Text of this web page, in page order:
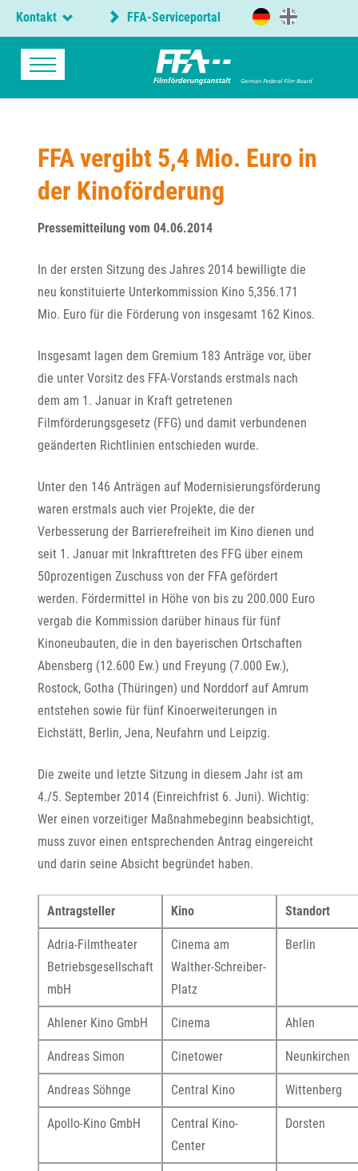
Kontakt FFA-Serviceportal
FFA vergibt 5,4 Mio. Euro in
der Kinoförderung
Pressemitteilung vom 04.06.2014
In der ersten Sitzung des Jahres 2014 bewilligte die
neu konstituierte Unterkommission Kino 5,356.171
Mio. Euro für die Förderung von insgesamt 162 Kinos.
Insgesamt lagen dem Gremium 183 Anträge vor, über
die unter Vorsitz des FFA-Vorstands erstmals nach
dem am 1. Januar in Kraft getretenen
Filmförderungsgesetz (FFG) und damit verbundenen
geänderten Richtlinien entschieden wurde.
Unter den 146 Anträgen auf Modernisierungsförderung
waren erstmals auch vier Projekte, die der
Verbesserung der Barrierefreiheit im Kino dienen und
seit 1. Januar mit Inkrafttreten des FFG über einem
50prozentigen Zuschuss von der FFA gefördert
werden. Fördermittel in Höhe von bis zu 200.000 Euro
vergab die Kommission darüber hinaus für fünf
Kinoneubauten, die in den bayerischen Ortschaften
Abensberg (12.600 Ew.) und Freyung (7.000 Ew.),
Rostock, Gotha (Thüringen) und Norddorf auf Amrum
entstehen sowie für fünf Kinoerweiterungen in
Eichstätt, Berlin, Jena, Neufahrn und Leipzig.
Die zweite und letzte Sitzung in diesem Jahr ist am
4./5. September 2014 (Einreichfrist 6. Juni). Wichtig:
Wer einen vorzeitiger Maßnahmebeginn beabsichtigt,
muss zuvor einen entsprechenden Antrag eingereicht
und darin seine Absicht begründet haben.
Antragsteller Kino Standort
Adria-Filmtheater
Betriebsgesellschaft
mbH
Cinema am
Walther-Schreiber-
Platz
Berlin
Ahlener Kino GmbH Cinema Ahlen
Andreas Simon Cinetower Neunkirchen
Andreas Söhnge Central Kino Wittenberg
Apollo-Kino GmbH
Central Kino-
Center
Dorsten